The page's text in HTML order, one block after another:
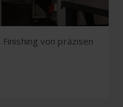
von präzisen